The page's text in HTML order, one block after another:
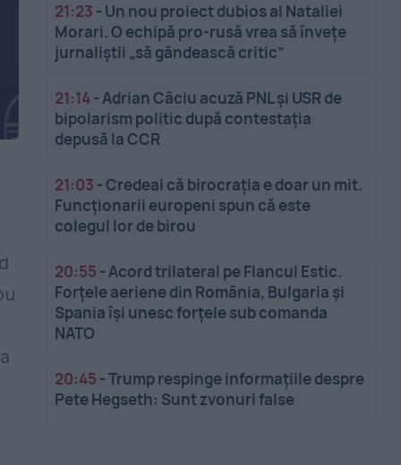
21:23 - Un nou proiect dubios al Nataliei
Morari. O echipă pro-rusă vrea să înveţe
jurnaliştii „să gândească critic”
21:14-Adrian Câciu acuză PNL și USR de
bipolarism politic după contestația
depusă la CCR
21:03 -Credeai că birocrația e doar un mit.
Funcționarii europeni spun că este
colegul lor de birou
20:55 -Acord trilateral pe Flancul Estic.
Forțele aeriene din România, Bulgaria și
Spania își unesc forțele sub comanda
NATO
20:45 -Trump respinge informațiile despre
Pete Hegseth: Sunt zvonuri false